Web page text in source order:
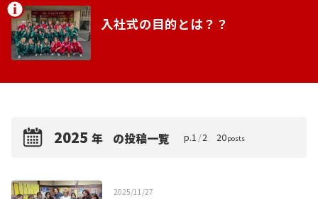
入社式の目的とは？？
2025 年 の投稿一覧 p.1 /2 20posts
2025/11/27